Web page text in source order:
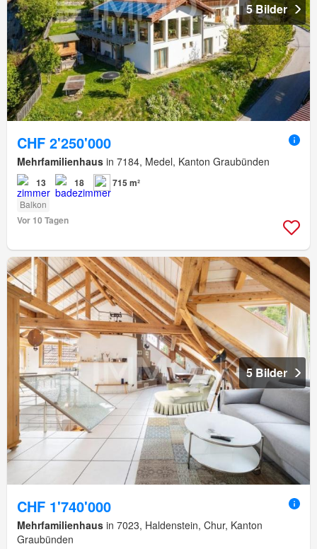
5 Bilder
CHF 2'250'000
Mehrfamilienhaus in 7184, Medel, Kanton Graubünden
13 18 715 m²
Balkon
Vor 10 Tagen
5 Bilder
CHF 1'740'000
Mehrfamilienhaus in 7023, Haldenstein, Chur, Kanton
Graubünden